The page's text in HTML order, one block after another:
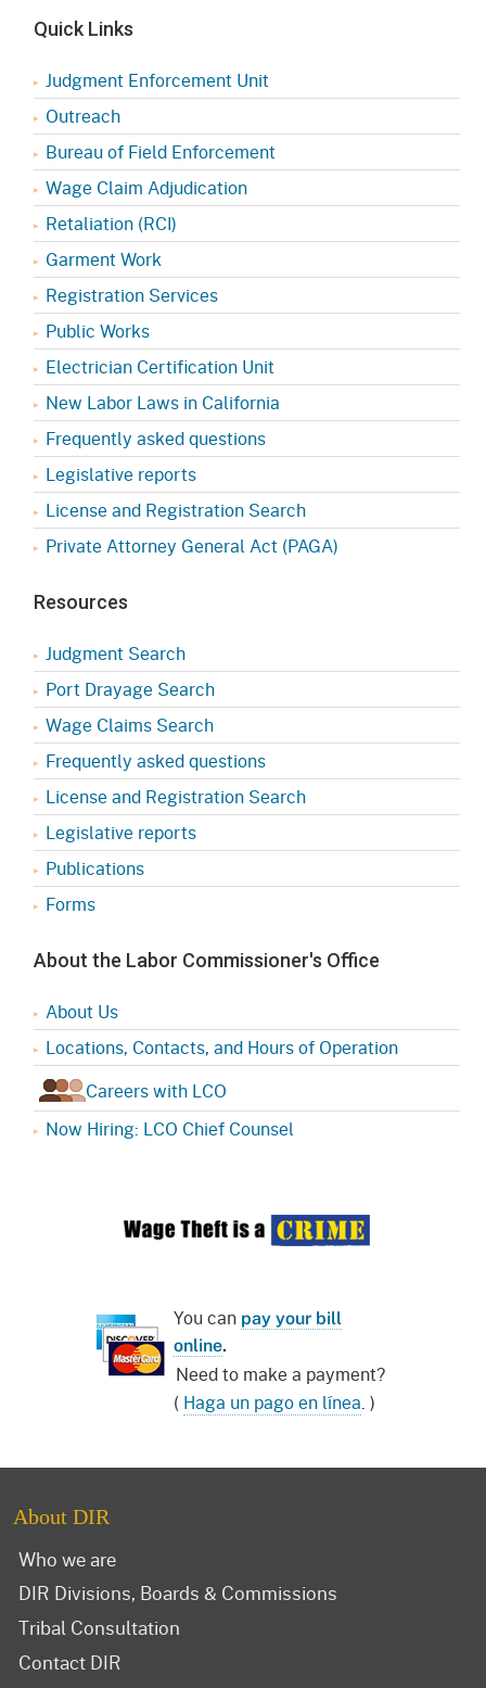
Quick Links
Judgment Enforcement Unit
Outreach
Bureau of Field Enforcement
Wage Claim Adjudication
Retaliation (RCI)
Garment Work
Registration Services
Public Works
Electrician Certification Unit
New Labor Laws in California
Frequently asked questions
Legislative reports
License and Registration Search
Private Attorney General Act (PAGA)
Resources
Judgment Search
Port Drayage Search
Wage Claims Search
Frequently asked questions
License and Registration Search
Legislative reports
Publications
Forms
About the Labor Commissioner's Office
About Us
Locations, Contacts, and Hours of Operation
Careers with LCO
Now Hiring: LCO Chief Counsel
You can pay your bill
online.
Need to make a payment?
( Haga un pago en línea. )
About DIR
Who we are
DIR Divisions, Boards & Commissions
Tribal Consultation
Contact DIR